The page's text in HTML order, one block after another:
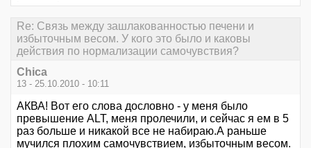
Re: Связь между зашлакованностью печени и
избыточным весом. У кого это было и каковы
действия по нормализации самочувствия?
Chica
13 - 25.10.2010 - 10:11
АКВА! Вот его слова дословно - у меня было
превышение ALT, меня пролечили, и сейчас я ем в 5
раз больше и никакой все не набираю.А раньше
мучился плохим самочувствием, избыточным весом.